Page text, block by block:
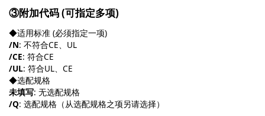
③附加代码 (可指定多项)
◆适用标准 (必须指定一项)
/N: 不符合CE、UL
/CE: 符合CE
/UL: 符合UL、CE
◆选配规格
未填写: 无选配规格
/Q: 选配规格（从选配规格之项另请选择）